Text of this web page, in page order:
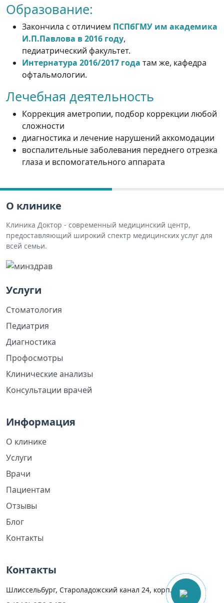
Образование:
Закончила с отличием ПСПбГМУ им академика
И.П.Павлова в 2016 году,
педиатрический факультет.
Интернатура 2016/2017 года там же, кафедра
офтальмологии.
Лечебная деятельность
Коррекция аметропии, подбор коррекции любой
сложности
диагностика и лечение нарушений аккомодации
воспалительные заболевания переднего отрезка
глаза и вспомогательного аппарата
О клинике
Клиника Доктор - современный медицинский центр,
предоставляющий широкий спектр медицинских услуг для
всей семьи.
Услуги
Стоматология
Педиатрия
Диагностика
Профосмотры
Клинические анализы
Консультации врачей
Информация
О клинике
Услуги
Врачи
Пациентам
Отзывы
Блог
Контакты
Контакты
Шлиссельбург, Староладожский канал 24, корп. 2